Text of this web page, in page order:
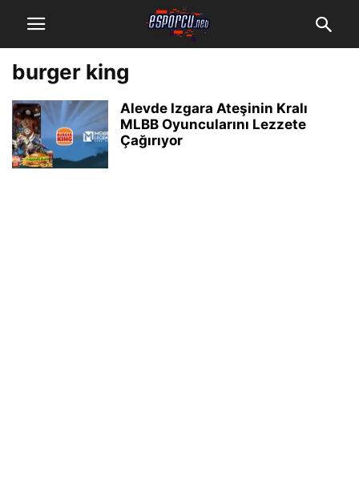
burger king
Alevde Izgara Ateşinin Kralı
MLBB Oyuncularını Lezzete
Çağırıyor